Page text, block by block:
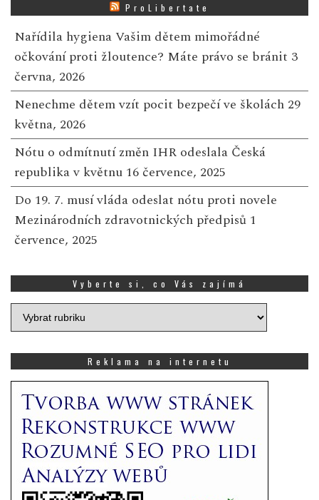
ProLibertate
Nařídila hygiena Vašim dětem mimořádné
očkování proti žloutence? Máte právo se bránit 3
června, 2026
Nenechme dětem vzít pocit bezpečí ve školách 29
května, 2026
Nótu o odmítnutí změn IHR odeslala Česká
republika v květnu 16 července, 2025
Do 19. 7. musí vláda odeslat nótu proti novele
Mezinárodních zdravotnických předpisů 1
července, 2025
Vyberte si, co Vás zajímá
Vyberte
si,
zajímá
Reklama na internetu